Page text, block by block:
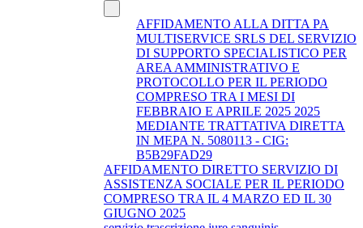
AFFIDAMENTO ALLA DITTA PA
MULTISERVICE SRLS DEL SERVIZIO
DI SUPPORTO SPECIALISTICO PER
AREA AMMINISTRATIVO E
PROTOCOLLO PER IL PERIODO
COMPRESO TRA I MESI DI
FEBBRAIO E APRILE 2025 2025
MEDIANTE TRATTATIVA DIRETTA
IN MEPA N. 5080113 - CIG:
B5B29FAD29
AFFIDAMENTO DIRETTO SERVIZIO DI
ASSISTENZA SOCIALE PER IL PERIODO
COMPRESO TRA IL 4 MARZO ED IL 30
GIUGNO 2025